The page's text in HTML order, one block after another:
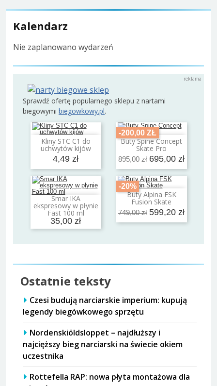
Kalendarz
Nie zaplanowano wydarzeń
Sprawdź ofertę popularnego sklepu z nartami
biegowymi biegowkowy.pl.
Kliny STC C1 do
uchwytów kijów
4,49 zł
Dodaj do koszyka
-200,00 ZŁ
Buty Spine Concept
Skate Pro
895,00 zł 695,00 zł
Dodaj do koszyka
Smar IKA
ekspresowy w płynie
Fast 100 ml
35,00 zł
Dodaj do koszyka
-20%
Buty Alpina FSK
Fusion Skate
749,00 zł 599,20 zł
Dodaj do koszyka
Ostatnie teksty
Czesi budują narciarskie imperium: kupują
legendy biegówkowego sprzętu
Nordenskiöldsloppet – najdłuższy i
najcięższy bieg narciarski na świecie okiem
uczestnika
Rottefella RAP: nowa płyta montażowa dla